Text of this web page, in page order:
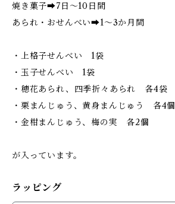
焼き菓子➡7日～10日間
あられ・おせんべい➡1～3か月間
・上格子せんべい 1袋
・玉子せんべい 1袋
・穂花あられ、四季折々あられ 各4袋
・栗まんじゅう、黄身まんじゅう 各4個
・金柑まんじゅう、梅の実 各2個
が入っています。
ラッピング